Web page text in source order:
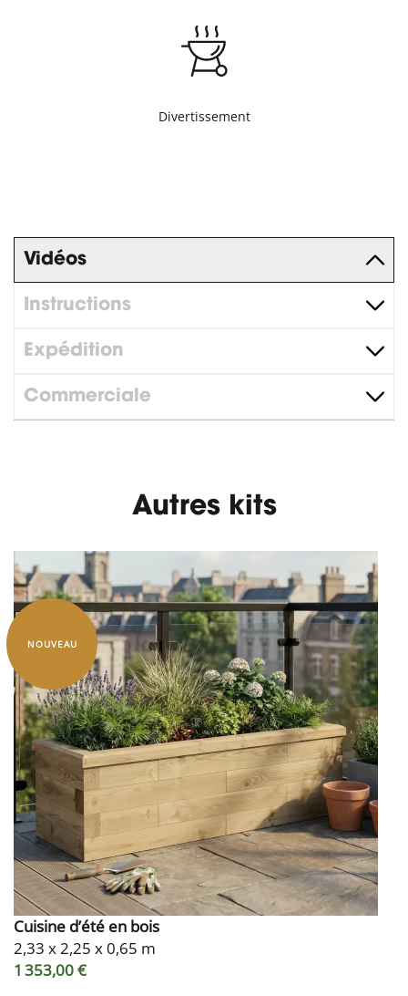
Divertissement
Vidéos
Instructions
Expédition
Commerciale
Autres kits
NOUVEAU
Cuisine d’été en bois
2,33 x 2,25 x 0,65 m
1 353,00 €